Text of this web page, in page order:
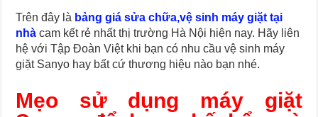
Trên đây là bảng giá sửa chữa,vệ sinh máy giặt tại
nhà cam kết rẻ nhất thị trường Hà Nội hiện nay. Hãy liên
hệ với Tập Đoàn Việt khi bạn có nhu cầu vệ sinh máy
giặt Sanyo hay bất cứ thương hiệu nào bạn nhé.
Mẹo sử dụng máy giặt